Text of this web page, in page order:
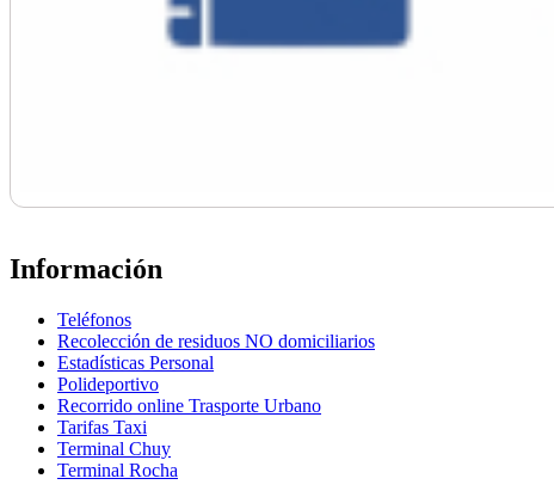
Información
Teléfonos
Recolección de residuos NO domiciliarios
Estadísticas Personal
Polideportivo
Recorrido online Trasporte Urbano
Tarifas Taxi
Terminal Chuy
Terminal Rocha